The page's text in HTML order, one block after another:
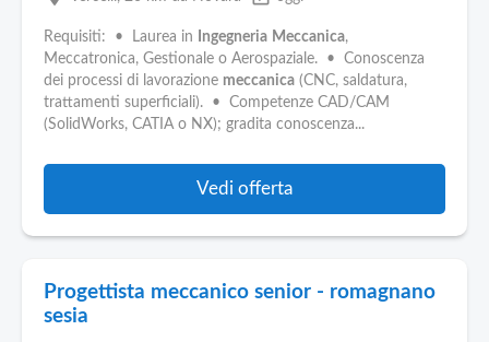
Requisiti: • Laurea in Ingegneria Meccanica,
Meccatronica, Gestionale o Aerospaziale. • Conoscenza
dei processi di lavorazione meccanica (CNC, saldatura,
trattamenti superficiali). • Competenze CAD/CAM
(SolidWorks, CATIA o NX); gradita conoscenza...
Vedi offerta
Progettista meccanico senior - romagnano
sesia